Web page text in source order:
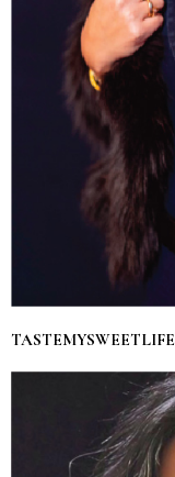
TASTEMYSWEETLIFE